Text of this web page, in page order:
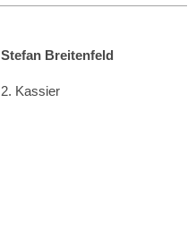
Stefan Breitenfeld
2. Kassier